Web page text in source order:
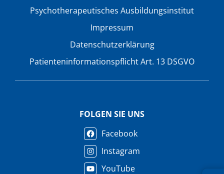
Psychotherapeutisches Ausbildungsinstitut
Impressum
Datenschutzerklärung
Patienteninformationspflicht Art. 13 DSGVO
FOLGEN SIE UNS
Facebook
Instagram
YouTube